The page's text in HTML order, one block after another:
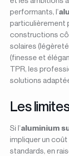
performants, l’
particulièrement
constructions
solaires
(finesse et
TPR, les
solutions
Les
Si l’aluminium
impliquer un
standards, en